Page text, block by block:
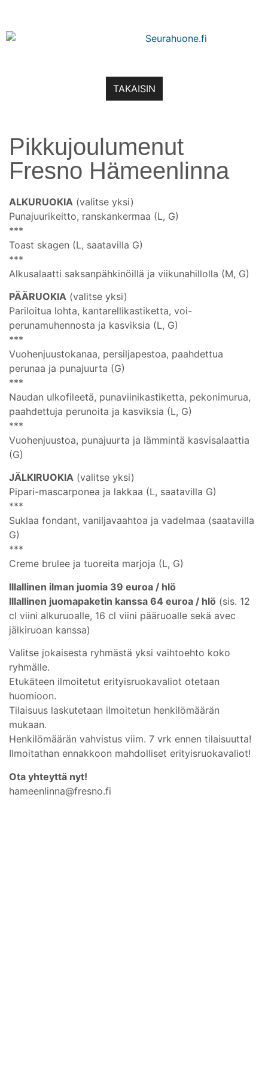
TAKAISIN
Pikkujoulumenut
Fresno Hämeenlinna
ALKURUOKIA (valitse yksi)
Punajuurikeitto, ranskankermaa (L, G)
***
Toast skagen (L, saatavilla G)
***
Alkusalaatti saksanpähkinöillä ja viikunahillolla (M, G)
PÄÄRUOKIA (valitse yksi)
Pariloitua lohta, kantarellikastiketta, voi-
perunamuhennosta ja kasviksia (L, G)
***
Vuohenjuustokanaa, persiljapestoa, paahdettua
perunaa ja punajuurta (G)
***
Naudan ulkofileetä, punaviinikastiketta, pekonimurua,
paahdettuja perunoita ja kasviksia (L, G)
***
Vuohenjuustoa, punajuurta ja lämmintä kasvisalaattia
(G)
JÄLKIRUOKIA (valitse yksi)
Pipari-mascarponea ja lakkaa (L, saatavilla G)
***
Suklaa fondant, vaniljavaahtoa ja vadelmaa (saatavilla
G)
***
Creme brulee ja tuoreita marjoja (L, G)
Illallinen ilman juomia 39 euroa / hlö
Illallinen juomapaketin kanssa 64 euroa / hlö (sis. 12
cl viini alkuruoalle, 16 cl viini pääruoalle sekä avec
jälkiruoan kanssa)
Valitse jokaisesta ryhmästä yksi vaihtoehto koko
ryhmälle.
Etukäteen ilmoitetut erityisruokavaliot otetaan
huomioon.
Tilaisuus laskutetaan ilmoitetun henkilömäärän
mukaan.
Henkilömäärän vahvistus viim. 7 vrk ennen tilaisuutta!
Ilmoitathan ennakkoon mahdolliset erityisruokavaliot!
Ota yhteyttä nyt!
hameenlinna@fresno.fi